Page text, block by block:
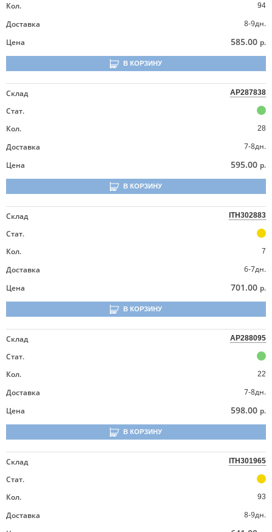
Кол.
94
Доставка
8-9дн.
Цена
585.00 р.
В КОРЗИНУ
Склад AP287838
Стат.
Кол.
28
Доставка
7-8дн.
Цена
595.00 р.
В КОРЗИНУ
Склад ITH302883
Стат.
Кол.
7
Доставка
6-7дн.
Цена
701.00 р.
В КОРЗИНУ
Склад AP288095
Стат.
Кол.
22
Доставка
7-8дн.
Цена
598.00 р.
В КОРЗИНУ
Склад ITH301965
Стат.
Кол.
93
Доставка
8-9дн.